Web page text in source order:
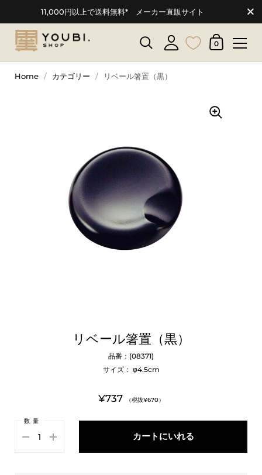
11,000円以上で送料無料* メーカー直販サイト
0
リベール箸置（黒）
品番：(08371)
サイズ： φ4.5cm
¥737 （税抜¥670）
数量
カートにいれる
Home / カテゴリー / リベール箸置（黒）